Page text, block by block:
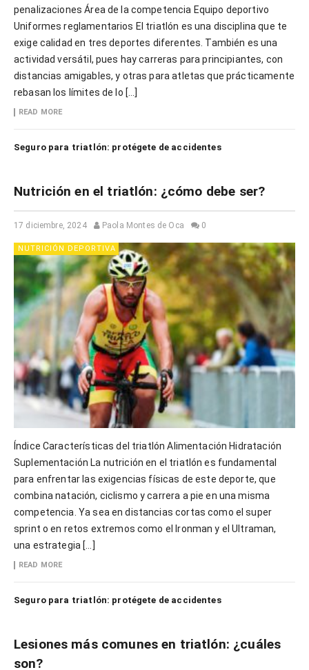
penalizaciones Área de la competencia Equipo deportivo
Uniformes reglamentarios El triatlón es una disciplina que te
exige calidad en tres deportes diferentes. También es una
actividad versátil, pues hay carreras para principiantes, con
distancias amigables, y otras para atletas que prácticamente
rebasan los límites de lo […]
READ MORE
Seguro para triatlón: protégete de accidentes
Nutrición en el triatlón: ¿cómo debe ser?
17 diciembre, 2024 Paola Montes de Oca 0
NUTRICIÓN DEPORTIVA
Índice Características del triatlón Alimentación Hidratación
Suplementación La nutrición en el triatlón es fundamental
para enfrentar las exigencias físicas de este deporte, que
combina natación, ciclismo y carrera a pie en una misma
competencia. Ya sea en distancias cortas como el super
sprint o en retos extremos como el Ironman y el Ultraman,
una estrategia […]
READ MORE
Seguro para triatlón: protégete de accidentes
Lesiones más comunes en triatlón: ¿cuáles
son?